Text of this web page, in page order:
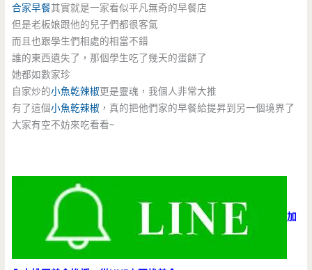
合家早餐其實就是一家看似平凡無奇的早餐店
但是老板娘跟他的兒子們都很客氣
而且也跟學生們相處的相當不錯
誰的東西遺失了，那個學生吃了幾天的蛋餅了
她都如數家珍
自家炒的小魚乾辣椒更是靈魂，我個人非常大推
有了這個小魚乾辣椒 ，真的把他們家的早餐給提昇到另一個境界了
大家有空不妨來吃看看~
加